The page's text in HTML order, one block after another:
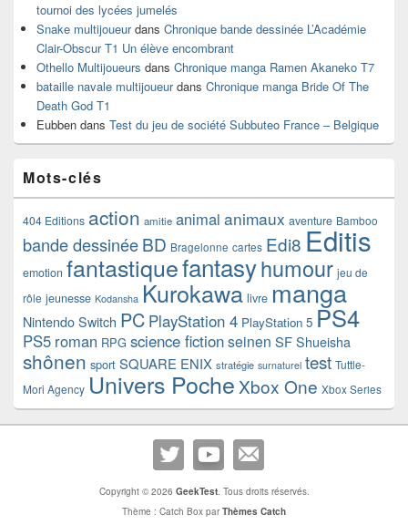
tournoi des lycées jumelés
Snake multijoueurdans Chronique bande dessinée L’Académie
Clair-Obscur T1 Un élève encombrant
Othello Multijoueurs dans Chronique manga Ramen Akaneko T7
bataille navale multijoueurdans Chronique manga Bride Of The
Death God T1
Eubben dans Test du jeu de société Subbuteo France – Belgique
Mots-clés
404 Editions action amitie animal animaux aventure Bamboo
bande dessinéeBD Bragelonne cartes Edi8 Editis
emotion fantastiquefantasyhumour jeu de
rôle jeunesse Kodansha Kurokawa livre manga
Nintendo Switch PC PlayStation 4 PlayStation 5 PS4
PS5 roman RPG science fictionseinen SF Shueisha
shônen sport SQUARE ENIX stratégie surnaturel test Tuttle-
Mori Agency Univers Poche Xbox One Xbox Series
Copyright © 2026 GeekTest. Tous droits réservés.
Thème : Catch Box parThèmes Catch